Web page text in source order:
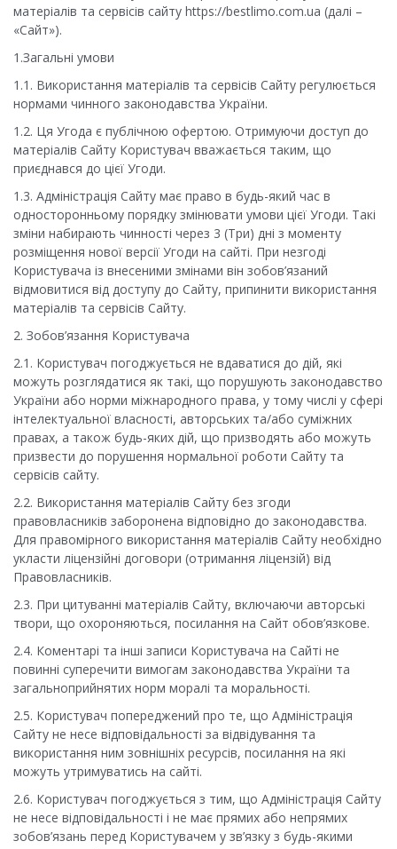
матеріалів та сервісів сайту https://bestlimo.com.ua (далі –
«Сайт»).
1.Загальні умови
1.1. Використання матеріалів та сервісів Сайту регулюється
нормами чинного законодавства України.
1.2. Ця Угода є публічною офертою. Отримуючи доступ до
матеріалів Сайту Користувач вважається таким, що
приєднався до цієї Угоди.
1.3. Адміністрація Сайту має право в будь-який час в
односторонньому порядку змінювати умови цієї Угоди. Такі
зміни набирають чинності через 3 (Три) дні з моменту
розміщення нової версії Угоди на сайті. При незгоді
Користувача із внесеними змінами він зобов’язаний
відмовитися від доступу до Сайту, припинити використання
матеріалів та сервісів Сайту.
2. Зобов’язання Користувача
2.1. Користувач погоджується не вдаватися до дій, які
можуть розглядатися як такі, що порушують законодавство
України або норми міжнародного права, у тому числі у сфері
інтелектуальної власності, авторських та/або суміжних
правах, а також будь-яких дій, що призводять або можуть
призвести до порушення нормальної роботи Сайту та
сервісів сайту.
2.2. Використання матеріалів Сайту без згоди
правовласників заборонена відповідно до законодавства.
Для правомірного використання матеріалів Сайту необхідно
укласти ліцензійні договори (отримання ліцензій) від
Правовласників.
2.3. При цитуванні матеріалів Сайту, включаючи авторські
твори, що охороняються, посилання на Сайт обов’язкове.
2.4. Коментарі та інші записи Користувача на Сайті не
повинні суперечити вимогам законодавства України та
загальноприйнятих норм моралі та моральності.
2.5. Користувач попереджений про те, що Адміністрація
Сайту не несе відповідальності за відвідування та
використання ним зовнішніх ресурсів, посилання на які
можуть утримуватись на сайті.
2.6. Користувач погоджується з тим, що Адміністрація Сайту
не несе відповідальності і не має прямих або непрямих
зобов’язань перед Користувачем у зв’язку з будь-якими